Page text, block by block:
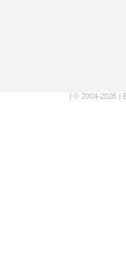
| © 2004-2026 |